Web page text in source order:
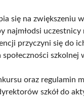
się na
najmłodsi
przyczyni się do
szkolnej
oraz regulamin
szkół do